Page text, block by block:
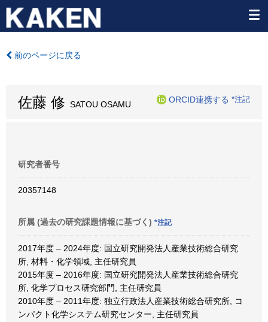
前のページに戻る
佐藤 修 SATOU OSAMU
ORCID連携する *注記
研究者番号
20357148
所属 (過去の研究課題情報に基づく) *注記
2017年度 – 2024年度: 国立研究開発法人産業技術総合研究
所, 材料・化学領域, 主任研究員
2015年度 – 2016年度: 国立研究開発法人産業技術総合研究
所, 化学プロセス研究部門, 主任研究員
2010年度 – 2011年度: 独立行政法人産業技術総合研究所, コ
ンパクト化学システム研究センター, 主任研究員